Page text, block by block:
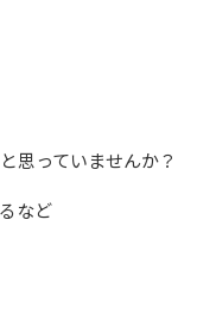
思っていませんか？
など